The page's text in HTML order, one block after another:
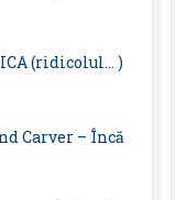
(ridicolul… )
Carver – Încă